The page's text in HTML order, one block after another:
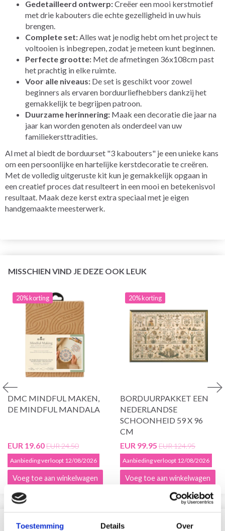
Toestemming Details Over
Gedetailleerd ontwerp:Creëer een mooi kerstmotief
met drie kabouters die echte gezelligheid in uw huis
brengen.
Complete set: Alles wat je nodig hebt om het project te
voltooien is inbegrepen, zodat je meteen kunt beginnen.
Perfecte grootte: Met de afmetingen 36x108cm past
het prachtig in elke ruimte.
Voor alle niveaus: De set is geschikt voor zowel
beginners als ervaren borduurliefhebbers dankzij het
gemakkelijk te begrijpen patroon.
Duurzame herinnering: Maak een decoratie die jaar na
jaar kan worden genoten als onderdeel van uw
familiekersttradities.
Al met al biedt de borduurset "3 kabouters" je een unieke kans
om een persoonlijke en hartelijke kerstdecoratie te creëren.
Met de volledig uitgeruste kit kun je gemakkelijk opgaan in
een creatief proces dat resulteert in een mooi en betekenisvol
resultaat. Maak deze kerst extra speciaal met je eigen
handgemaakte meesterwerk.
MISSCHIEN VIND JE DEZE OOK LEUK
20% korting
DMC MINDFUL MAKEN,
DE MINDFUL MANDALA
EUR 19.60EUR 24.50
Aanbieding verloopt 12/08/2026
Voeg toe aan winkelwagen
20% korting
BORDUURPAKKET EEN
NEDERLANDSE
SCHOONHEID 59 X 96
CM
EUR 99.95 EUR 124.95
Aanbieding verloopt 12/08/2026
Voeg toe aan winkelwagen
VERGELIJKBAAR MET DIT